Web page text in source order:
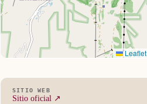
Leaflet
SITIO WEB
Sitio oficial ↗